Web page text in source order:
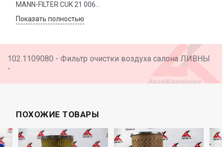
MANN-FILTER CUK 21 006
QH Benelux WP9398
Показать полностью
102.1109080 - Фильтр очистки воздуха салона ЛИВНЫ
-
ПОХОЖИЕ ТОВАРЫ